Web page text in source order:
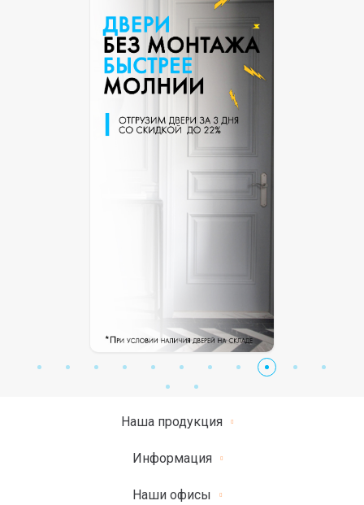
Наша продукция
Информация
Наши офисы